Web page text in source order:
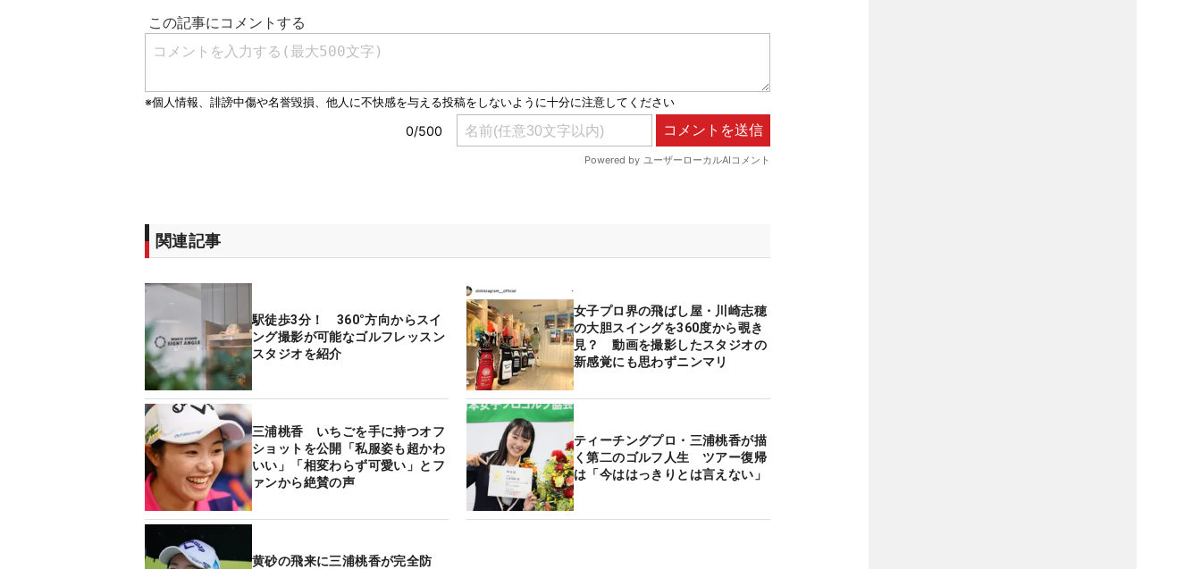
関連記事
駅徒歩3分！ 360°方向からスイ
ング撮影が可能なゴルフレッスン
スタジオを紹介
女子プロ界の飛ばし屋・川崎志穂
の大胆スイングを360度から覗き
見？ 動画を撮影したスタジオの
新感覚にも思わずニンマリ
三浦桃香 いちごを手に持つオフ
ショットを公開「私服姿も超かわ
いい」「相変わらず可愛い」とフ
ァンから絶賛の声
ティーチングプロ・三浦桃香が描
く第二のゴルフ人生 ツアー復帰
は「今ははっきりとは言えない」
黄砂の飛来に三浦桃香が完全防